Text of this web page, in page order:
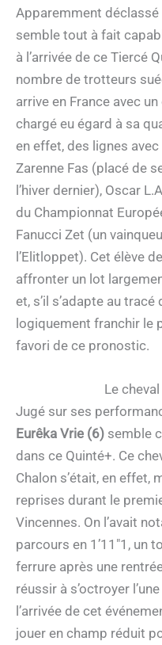
Apparemment déclassé
semble tout à fait
à l’arrivée de ce Tiercé
nombre de trotteurs
arrive en France avec
chargé eu égard à sa
en effet, des lignes
Zarenne Fas (placé de
l’hiver dernier), Oscar
du Championnat
Fanucci Zet (un
l’Elitloppet). Cet élève
affronter un lot
et, s’il s’adapte au
logiquement franchir le
favori de ce pronostic.
Le
Jugé sur ses
Eurêka Vrie (6) semble
dans ce Quinté+. Ce
Chalon s’était, en effet,
reprises durant le
Vincennes. On l’avait
parcours en 1’11″1, un
ferrure après une
réussir à s’octroyer
l’arrivée de cet
jouer en champ réduit